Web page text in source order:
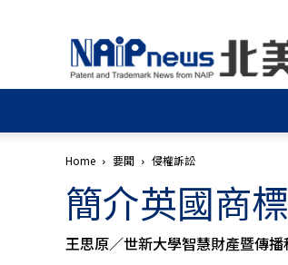
北
美
智
權
│
申
請
│
商
Home 要聞 侵權訴訟
簡介英國商
王思原／世新大學智慧財產暨傳